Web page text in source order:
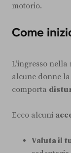
motorio.
Come
L’ingresso
alcune donne la
comporta
Ecco alcuni
Valuta il